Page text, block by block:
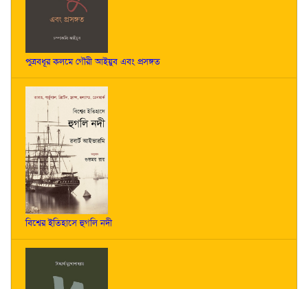
পুত্রবধূর কলমে গৌরী আইয়ুব এবং প্রসঙ্গত
বিশ্বের ইতিহাসে হুগলি নদী